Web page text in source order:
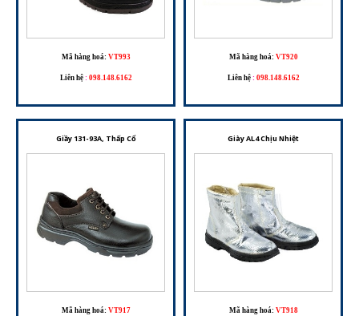
Mã hàng hoá: VT993
Liên hệ : 098.148.6162
Mã hàng hoá: VT920
Liên hệ : 098.148.6162
Giầy 131-93A, Thấp Cổ
Mã hàng hoá: VT917
Giày AL4 Chịu Nhiệt
Mã hàng hoá: VT918